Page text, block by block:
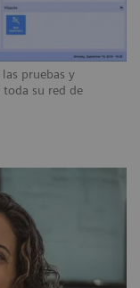
pruebas y
su red de